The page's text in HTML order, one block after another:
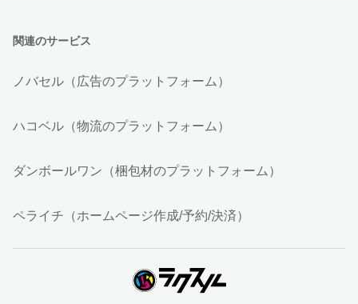
関連のサービス
ノバセル（広告のプラットフォーム）
ハコベル（物流のプラットフォーム）
ダンボールワン（梱包材のプラットフォーム）
ペライチ（ホームページ作成/予約/決済）